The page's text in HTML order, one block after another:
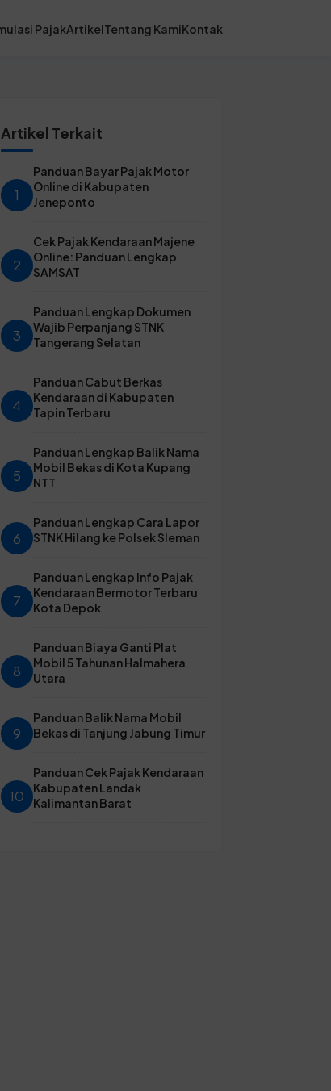
PajakArtikelTentang KamiKontak
Artikel Terkait
1
Panduan Bayar Pajak Motor
Online di Kabupaten
Jeneponto
2
Cek Pajak Kendaraan Majene
Online: Panduan Lengkap
SAMSAT
3
Panduan Lengkap Dokumen
Wajib Perpanjang STNK
Tangerang Selatan
4
Panduan Cabut Berkas
Kendaraan di Kabupaten
Tapin Terbaru
5
Panduan Lengkap Balik Nama
Mobil Bekas di Kota Kupang
NTT
6
Panduan Lengkap Cara Lapor
STNK Hilang ke Polsek Sleman
7
Panduan Lengkap Info Pajak
Kendaraan Bermotor Terbaru
Kota Depok
8
Panduan Biaya Ganti Plat
Mobil 5 Tahunan Halmahera
Utara
9
Panduan Balik Nama Mobil
Bekas di Tanjung Jabung Timur
10
Panduan Cek Pajak Kendaraan
Kabupaten Landak
Kalimantan Barat